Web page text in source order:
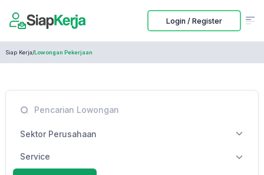
Login / Register
Siap Kerja/Lowongan Pekerjaan
Sektor Perusahaan
Service